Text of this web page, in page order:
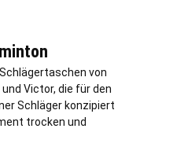
von
Victor, die für den
Schläger konzipiert
trocken und